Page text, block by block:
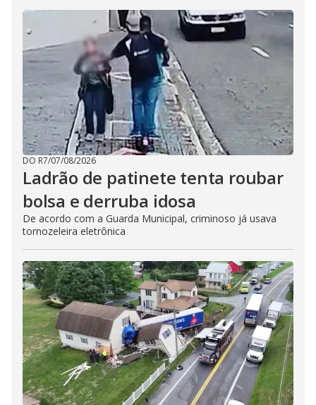
DO R7/07/08/2026
Ladrão de patinete tenta roubar
bolsa e derruba idosa
De acordo com a Guarda Municipal, criminoso já usava
tornozeleira eletrônica